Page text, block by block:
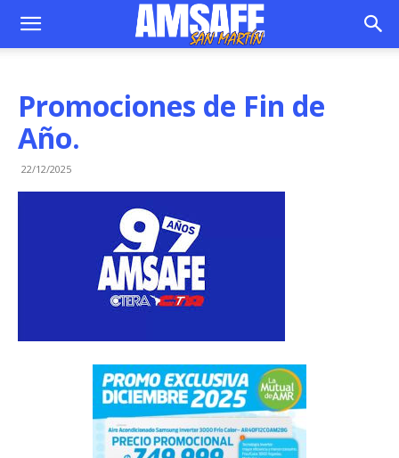
Promociones de Fin de
Año.
22/12/2025